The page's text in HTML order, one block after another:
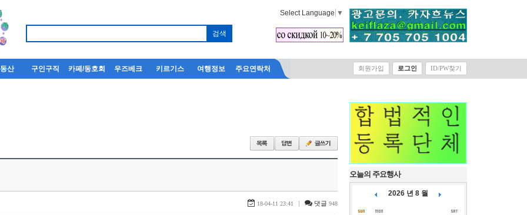
Select Language ▼
산 구인구직 카페/동호회 우즈베크 키르기스 여행정보 주요연락처 회원가입 로그인 ID/PW찾기
18-04-11 23:41 | 댓글 948
오늘의 주요행사
2026 년 8 월